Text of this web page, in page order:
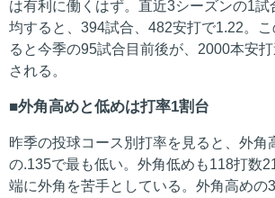
は有利に働くはず。直近3シーズンの1試
均すると、394試合、482安打で1.22。
ると今季の95試合目前後が、2000本安
される。
外角高めと低めは打率1割台
昨季の投球コース別打率を見ると、外角
の.135で最も低い。外角低めも118打数
端に外角を苦手としている。外角高めの